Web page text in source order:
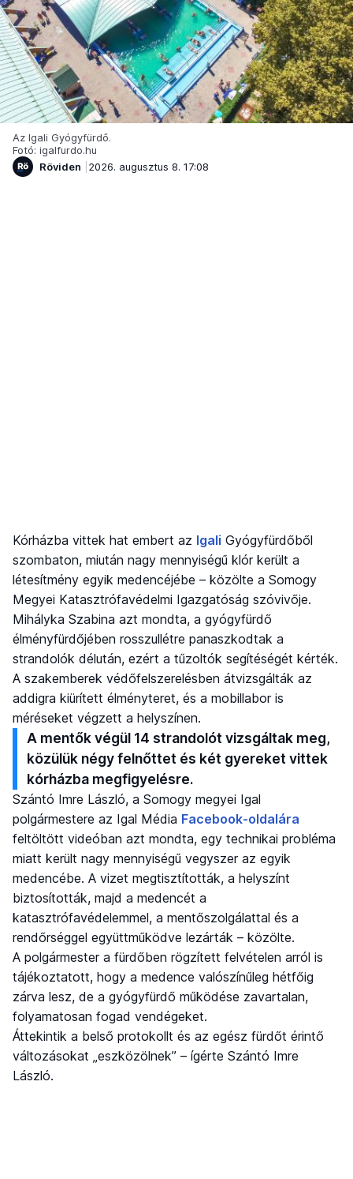
Az Igali Gyógyfürdő.
Fotó: igalfurdo.hu
Röviden
2026. augusztus 8. 17:08
Kórházba vittek hat embert az Igali Gyógyfürdőből
szombaton, miután nagy mennyiségű klór került a
létesítmény egyik medencéjébe – közölte a Somogy
Megyei Katasztrófavédelmi Igazgatóság szóvivője.
Mihályka Szabina azt mondta, a gyógyfürdő
élményfürdőjében rosszullétre panaszkodtak a
strandolók délután, ezért a tűzoltók segítéségét kérték.
A szakemberek védőfelszerelésben átvizsgálták az
addigra kiürített élményteret, és a mobillabor is
méréseket végzett a helyszínen.
A mentők végül 14 strandolót vizsgáltak meg,
közülük négy felnőttet és két gyereket vittek
kórházba megfigyelésre.
Szántó Imre László, a Somogy megyei Igal
polgármestere az Igal Média Facebook-oldalára
feltöltött videóban azt mondta, egy technikai probléma
miatt került nagy mennyiségű vegyszer az egyik
medencébe. A vizet megtisztították, a helyszínt
biztosították, majd a medencét a
katasztrófavédelemmel, a mentőszolgálattal és a
rendőrséggel együttműködve lezárták – közölte.
A polgármester a fürdőben rögzített felvételen arról is
tájékoztatott, hogy a medence valószínűleg hétfőig
zárva lesz, de a gyógyfürdő működése zavartalan,
folyamatosan fogad vendégeket.
Áttekintik a belső protokollt és az egész fürdőt érintő
változásokat „eszközölnek” – ígérte Szántó Imre
László.